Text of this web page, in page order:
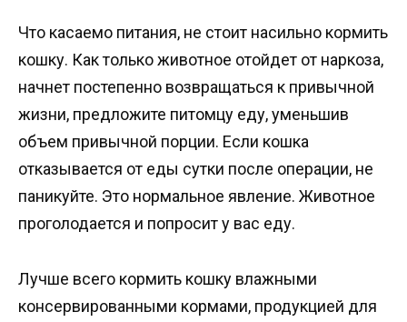
Что касаемо питания, не стоит насильно кормить
кошку. Как только животное отойдет от наркоза,
начнет постепенно возвращаться к привычной
жизни, предложите питомцу еду, уменьшив
объем привычной порции. Если кошка
отказывается от еды сутки после операции, не
паникуйте. Это нормальное явление. Животное
проголодается и попросит у вас еду.
Лучше всего кормить кошку влажными
консервированными кормами, продукцией для